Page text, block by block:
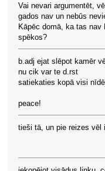
Vai nevari argumentēt,
gados nav un nebūs
Kāpēc domā, ka tas
spēkos?
b.adj ejat slēpot kamēr
nu cik var te d.rst
satiekaties kopā visi
peace!
tieši tā, un pie reizes vēl